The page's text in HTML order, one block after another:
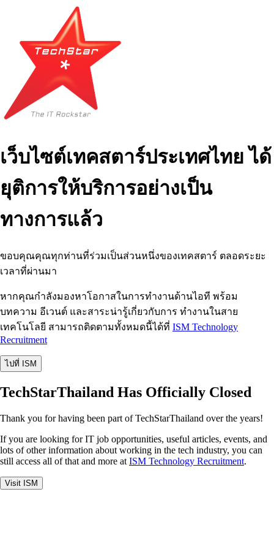
เว็บไซต์เทคสตาร์ประเทศไทย ได้
ยุติการให้บริการอย่างเป็น
ทางการแล้ว
ขอบคุณคุณทุกท่านที่ร่วมเป็นส่วนหนึ่งของเทคสตาร์ ตลอดระยะ
เวลาที่ผ่านมา
หากคุณกำลังมองหาโอกาสในการทำงานด้านไอที พร้อม
บทความ อีเวนต์ และสาระน่ารู้เกี่ยวกับการ ทำงานในสาย
เทคโนโลยี สามารถติดตามทั้งหมดนี้ได้ที่ ISM Technology
Recruitment
ไปที่ ISM
TechStarThailand Has Officially Closed
Thank you for having been part of TechStarThailand over the years!
If you are looking for IT job opportunities, useful articles, events, and
lots of other information about working in the tech industry, you can
still access all of that and more at ISM Technology Recruitment.
Visit ISM